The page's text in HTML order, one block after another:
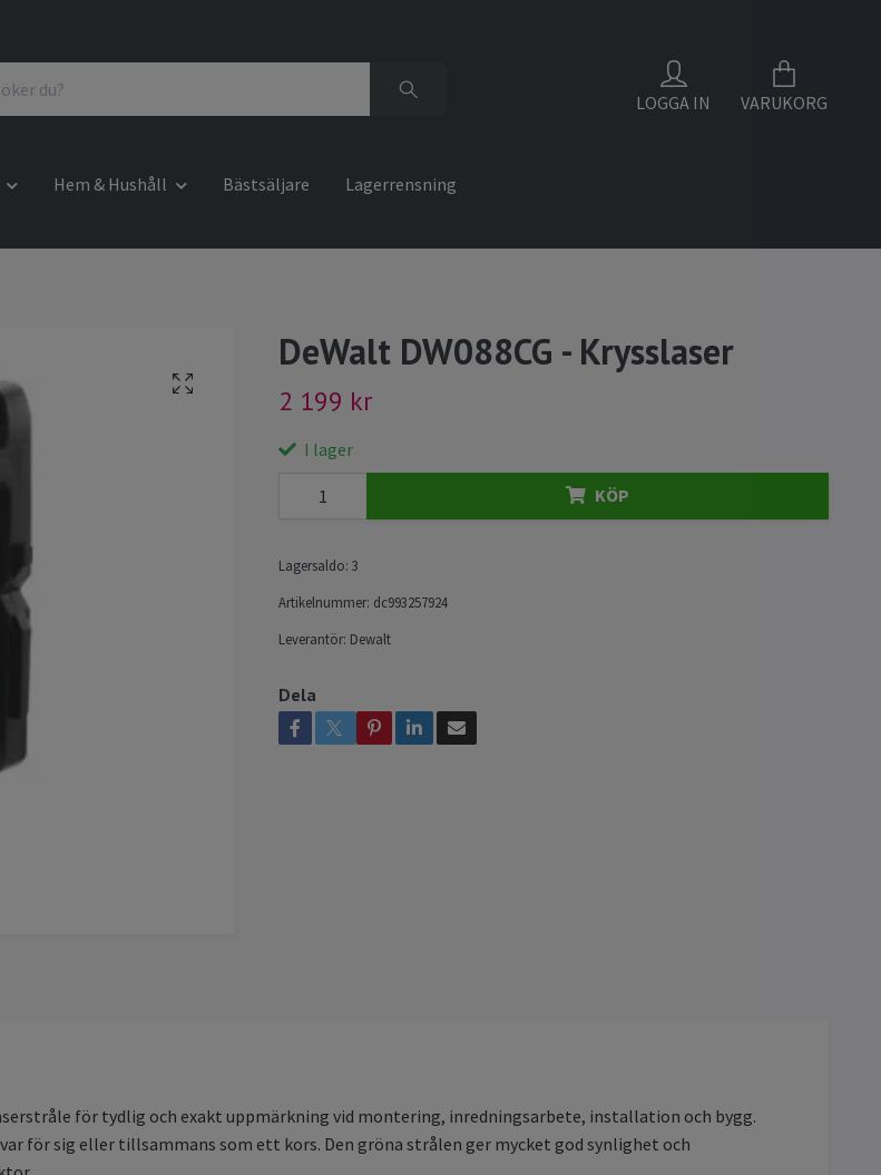
LOGGA IN VARUKORG
Hem & Hushåll Bästsäljare Lagerrensning
DeWalt DW088CG - Krysslaser
2 199 kr
I lager
KÖP
Lagersaldo: 3
Artikelnummer: dc993257924
Leverantör: Dewalt
Dela
för tydlig och exakt uppmärkning vid montering, inredningsarbete, installation och bygg.
för sig eller tillsammans som ett kors. Den gröna strålen ger mycket god synlighet och